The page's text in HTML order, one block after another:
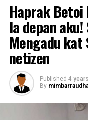
Haprak Betoi
la depan
Mengadu
netizen
Published 4
By